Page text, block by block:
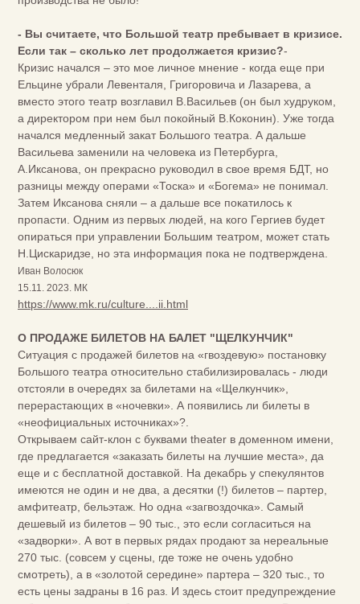
- Вы считаете, что Большой театр пребывает в кризисе.
Если так – сколько лет продолжается кризис?-
Кризис начался – это мое личное мнение - когда еще при
Ельцине убрали Левенталя, Григоровича и Лазарева, а
вместо этого театр возглавил В.Васильев (он был худруком,
а директором при нем был покойный В.Коконин). Уже тогда
начался медленный закат Большого театра. А дальше
Васильева заменили на человека из Петербурга,
А.Иксанова, он прекрасно руководил в свое время БДТ, но
разницы между операми «Тоска» и «Богема» не понимал.
Затем Иксанова сняли – а дальше все покатилось к
пропасти. Одним из первых людей, на кого Гергиев будет
опираться при управлении Большим театром, может стать
Н.Цискаридзе, но эта информация пока не подтверждена.
Иван Волосюк
15.11. 2023. МК
https://www.mk.ru/culture....ii.html
О ПРОДАЖЕ БИЛЕТОВ НА БАЛЕТ "ЩЕЛКУНЧИК"
Ситуация с продажей билетов на «гвоздевую» постановку
Большого театра относительно стабилизировалась - люди
отстояли в очередях за билетами на «Щелкунчик»,
перерастающих в «ночевки». А появились ли билеты в
«неофициальных источниках»?.
Открываем сайт-клон с буквами theater в доменном имени,
где предлагается «заказать билеты на лучшие места», да
еще и с бесплатной доставкой. На декабрь у спекулянтов
имеются не один и не два, а десятки (!) билетов – партер,
амфитеатр, бельэтаж. Но одна «загвоздочка». Самый
дешевый из билетов – 90 тыс., это если согласиться на
«задворки». А вот в первых рядах продают за нереальные
270 тыс. (совсем у сцены, где тоже не очень удобно
смотреть), а в «золотой середине» партера – 320 тыс., то
есть цены задраны в 16 раз. И здесь стоит предупреждение